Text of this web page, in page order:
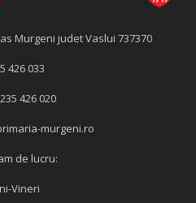
Murgeni judet Vaslui 737370
426 033
426 020
murgeni.ro
de lucru:
Vineri